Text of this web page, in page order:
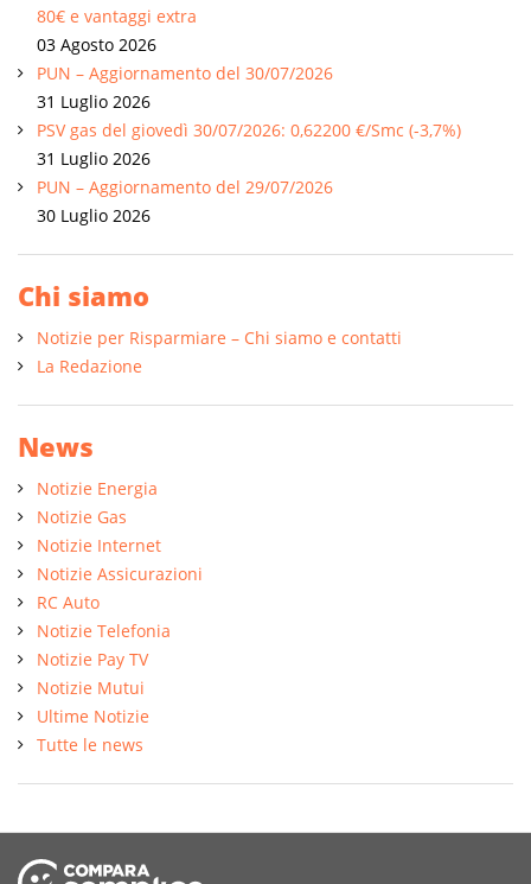
80€ e vantaggi extra
03 Agosto 2026
PUN – Aggiornamento del 30/07/2026
31 Luglio 2026
PSV gas del giovedì 30/07/2026: 0,62200 €/Smc (-3,7%)
31 Luglio 2026
PUN – Aggiornamento del 29/07/2026
30 Luglio 2026
Chi siamo
Notizie per Risparmiare – Chi siamo e contatti
La Redazione
News
Notizie Energia
Notizie Gas
Notizie Internet
Notizie Assicurazioni
RC Auto
Notizie Telefonia
Notizie Pay TV
Notizie Mutui
Ultime Notizie
Tutte le news